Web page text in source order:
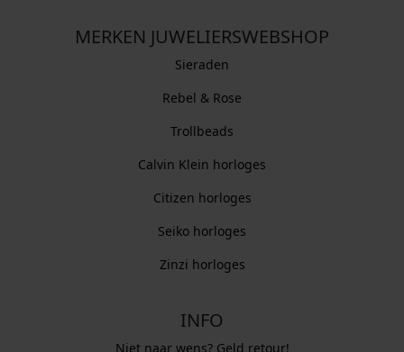
MERKEN JUWELIERSWEBSHOP
Sieraden
Rebel & Rose
Trollbeads
Calvin Klein horloges
Citizen horloges
Seiko horloges
Zinzi horloges
INFO
Niet naar wens? Geld retour!